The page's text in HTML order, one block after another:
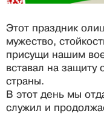
Этот праздник
мужество,
присущи нашим
вставал на защиту
страны.
В этот день мы
служил и